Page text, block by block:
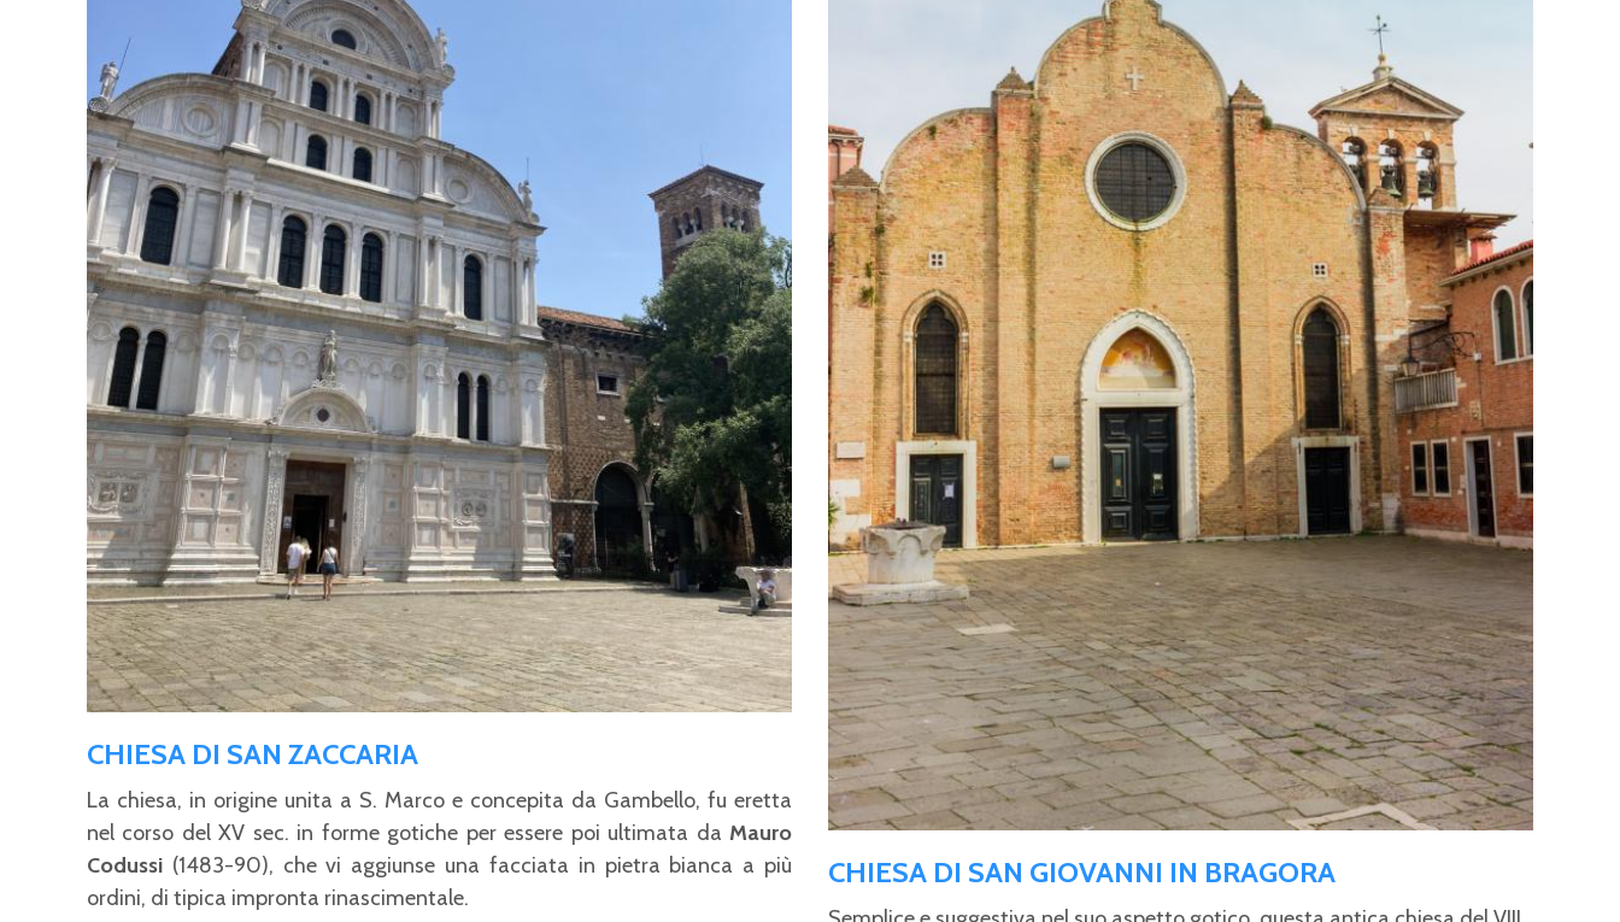
CHIESA DI SAN ZACCARIA
La chiesa, in origine unita a S. Marco e concepita da Gambello, fu eretta
nel corso del XV sec. in forme gotiche per essere poi ultimata da Mauro
Codussi (1483-90), che vi aggiunse una facciata in pietra bianca a più
ordini, di tipica impronta rinascimentale.
CHIESA DI SAN GIOVANNI IN BRAGORA